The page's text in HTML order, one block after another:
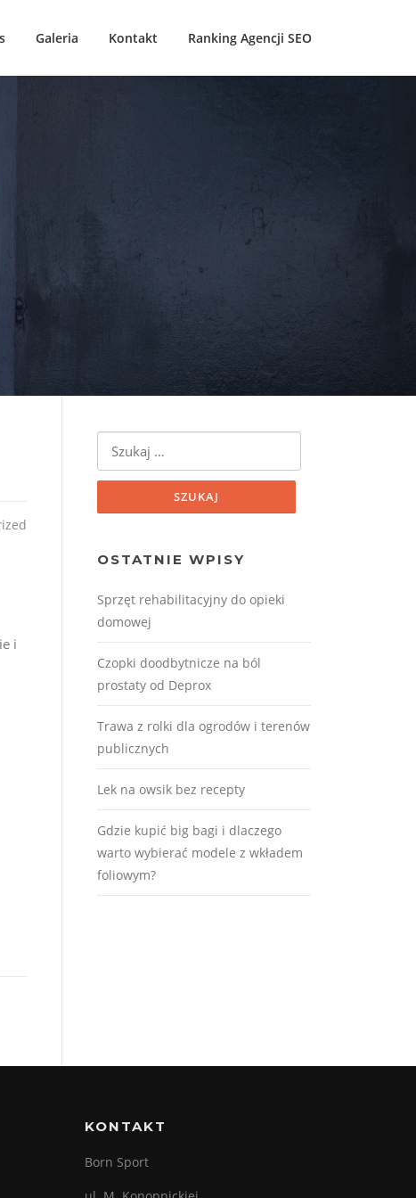
Galeria Kontakt Ranking Agencji SEO
i
Szukaj:
OSTATNIE WPISY
Sprzęt rehabilitacyjny do opieki
domowej
Czopki doodbytnicze na ból
prostaty od Deprox
Trawa z rolki dla ogrodów i terenów
publicznych
Lek na owsik bez recepty
Gdzie kupić big bagi i dlaczego
warto wybierać modele z wkładem
foliowym?
KONTAKT
Born Sport